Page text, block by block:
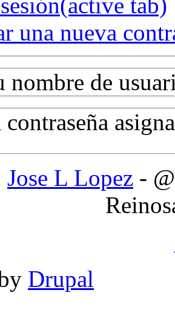
(active tab)
una nueva
nombre de
Jose L Lopez -
Drupal